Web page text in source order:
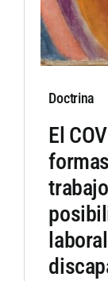
Doctrina
El